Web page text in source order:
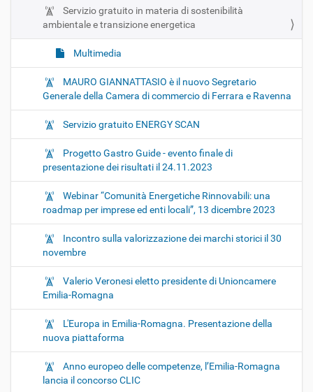
Servizio gratuito in materia di sostenibilità
ambientale e transizione energetica
Multimedia
MAURO GIANNATTASIO è il nuovo Segretario
Generale della Camera di commercio di Ferrara e Ravenna
Servizio gratuito ENERGY SCAN
Progetto Gastro Guide - evento finale di
presentazione dei risultati il 24.11.2023
Webinar “Comunità Energetiche Rinnovabili: una
roadmap per imprese ed enti locali”, 13 dicembre 2023
Incontro sulla valorizzazione dei marchi storici il 30
novembre
Valerio Veronesi eletto presidente di Unioncamere
Emilia-Romagna
L'Europa in Emilia-Romagna. Presentazione della
nuova piattaforma
Anno europeo delle competenze, l’Emilia-Romagna
lancia il concorso CLIC